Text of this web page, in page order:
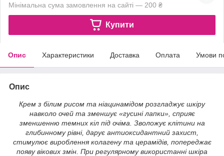
Мінімальна сума замовлення на сайті — 200 ₴
Купити
Опис Характеристики Доставка Оплата Умови
Опис
Крем з білим рисом та ніацинамідом розгладжує шкіру
навколо очей та зменшує «гусині лапки», сприяє
зменшенню темних кіл під очіма. Зволожує клітини на
глибинному рівні, дарує антиоксидантний захист,
стимулює вироблення колагену та церамідів, попереджає
появу вікових змін. При регулярному використанні шкіра